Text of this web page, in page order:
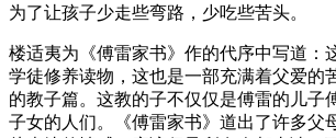
为了让孩子少走些弯路，少吃些苦头。
楼适夷为《傅雷家书》作的代序中写道：
学徒修养读物，这也是一部充满着父爱的
的教子篇。这教的子不仅仅是傅雷的儿子
子女的人们。《傅雷家书》道出了许多父